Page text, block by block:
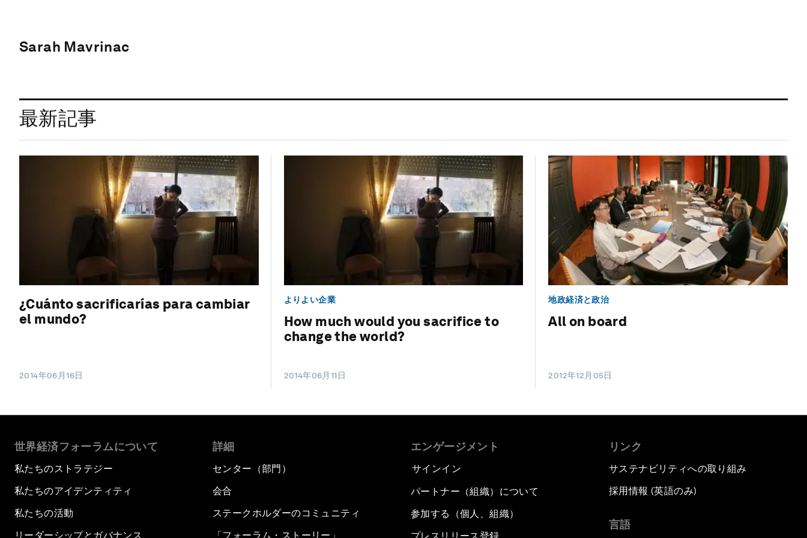
Sarah Mavrinac
最新記事
¿Cuánto sacrificarías para cambiar
el mundo?
2014年06月16日
よりよい企業
How much would you sacrifice to
change the world?
2014年06月11日
地政経済と政治
All on board
2012年12月05日
世界経済フォーラムについて
私たちのストラテジー
私たちのアイデンティティ
私たちの活動
リーダーシップとガバナンス
詳細
センター（部門）
会合
ステークホルダーのコミュニティ
「フォーラム・ストーリー」
エンゲージメント
サインイン
パートナー（組織）について
参加する（個人、組織）
リンク
サステナビリティへの取り組み
採用情報 (英語のみ)
言語